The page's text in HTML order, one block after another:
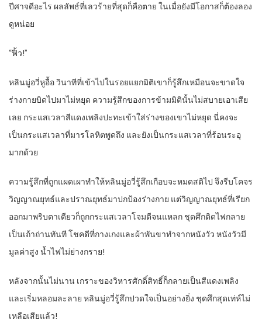
ปีศาจดีอะไร ผลลัพธ์ที่เลวร้ายที่สุดก็คือตาย ในเมื่อยังมีโอกาสก็ต้องลอง
ดูหน่อย
“ฟิ้ว!”
หลินมู่อวี่หูอื้อ วินาทีที่เข้าไปในรอยแยกมิติเขาก็รู้สึกเหมือนจะขาดใจ
ร่างกายบิดไปมาไม่หยุด ความรู้สึกของการข้ามมิตินั้นไม่สบายเอาเสีย
เลย กระแสเวลาสีแดงเพลิงปะทะเข้าใส่ร่างของเขาไม่หยุด นี่คงจะ
เป็นกระแสเวลาที่มารโลหิตพูดถึง และยังเป็นกระแสเวลาที่ร้อนระอุ
มากด้วย
ความรู้สึกที่ถูกแผดเผาทำให้หลินมู่อวี่รู้สึกเกือบจะหมดสติไป จึงรีบโคจร
วิญญาณยุทธ์และปราณยุทธ์มาปกป้องร่างกาย แต่วิญญาณยุทธ์ที่เรียก
ออกมาพริบตาเดียวก็ถูกกระแสเวลาโจมตีจนแหลก ชุดศึกติดไฟกลาย
เป็นเถ้าถ่านทันที โชคดีที่กางเกงและผ้าพันขาทำจากหนังวัว หนังวัวมี
มูลค่าสูง น้ำไฟไม่ย่างกราย!
หลังจากนั้นไม่นาน เกราะของวิหารศักดิ์สิทธิ์ก็กลายเป็นสีแดงเพลิง
และเริ่มหลอมละลาย หลินมู่อวี่รู้สึกปวดใจเป็นอย่างยิ่ง ชุดศึกสุดเท่ห์ไม่
เหลือเสียแล้ว!